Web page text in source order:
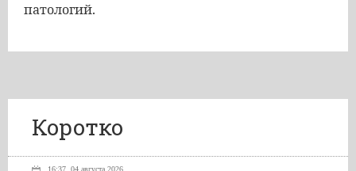
патологий.
Коротко
16:37, 04 августа 2026